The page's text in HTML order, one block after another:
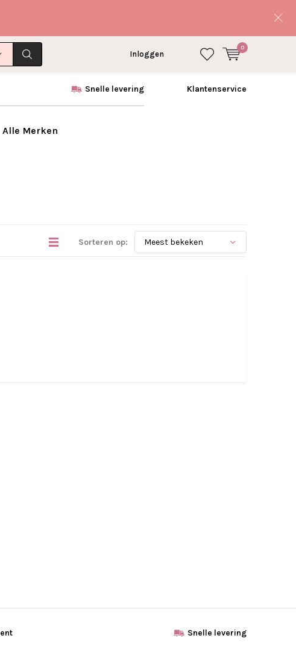
Inloggen
0
Snelle levering Klantenservice
Alle Merken
Sorteren op:
Snelle levering